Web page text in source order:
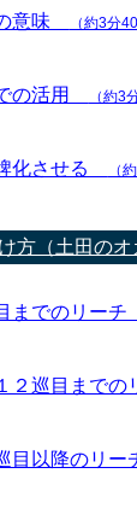
意味 （約3分
の活用 （約3
化させる （
方（土田のオ
までのリーチ
２巡目まで
目以降のリ